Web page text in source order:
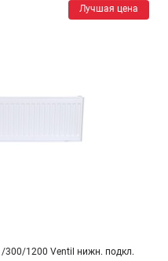
Лучшая цена
300/1200 Ventil нижн. подкл.